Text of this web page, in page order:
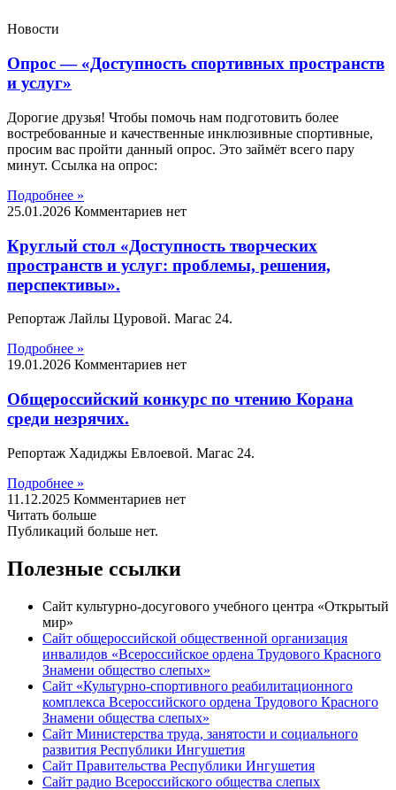
Новости
Опрос — «Доступность спортивных пространств
и услуг»
Дорогие друзья! Чтобы помочь нам подготовить более
востребованные и качественные инклюзивные спортивные,
просим вас пройти данный опрос. Это займёт всего пару
минут. Ссылка на опрос:
Подробнее »
25.01.2026 Комментариев нет
Круглый стол «Доступность творческих
пространств и услуг: проблемы, решения,
перспективы».
Репортаж Лайлы Цуровой. Магас 24.
Подробнее »
19.01.2026 Комментариев нет
Общероссийский конкурс по чтению Корана
среди незрячих.
Репортаж Хадиджы Евлоевой. Магас 24.
Подробнее »
11.12.2025 Комментариев нет
Читать больше
Публикаций больше нет.
Полезные ссылки
Сайт культурно-досугового учебного центра «Открытый
мир»
Сайт общероссийской общественной организация
инвалидов «Всероссийское ордена Трудового Красного
Знамени общество слепых»
Сайт «Культурно-спортивного реабилитационного
комплекса Всероссийского ордена Трудового Красного
Знамени общества слепых»
Сайт Министерства труда, занятости и социального
развития Республики Ингушетия
Сайт Правительства Республики Ингушетия
Сайт радио Всероссийского общества слепых